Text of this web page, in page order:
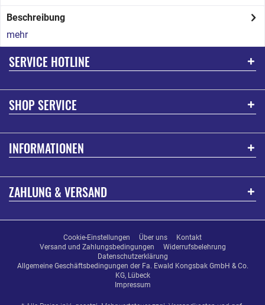
Beschreibung
mehr
SERVICE HOTLINE
SHOP SERVICE
INFORMATIONEN
ZAHLUNG & VERSAND
Cookie-Einstellungen Über uns
Kontakt
Versand und Zahlungsbedingungen
Widerrufsbelehrung
Datenschutzerklärung
Allgemeine Geschäftsbedingungen der Fa. Ewald Kongsbak GmbH & Co.
KG, Lübeck
Impressum